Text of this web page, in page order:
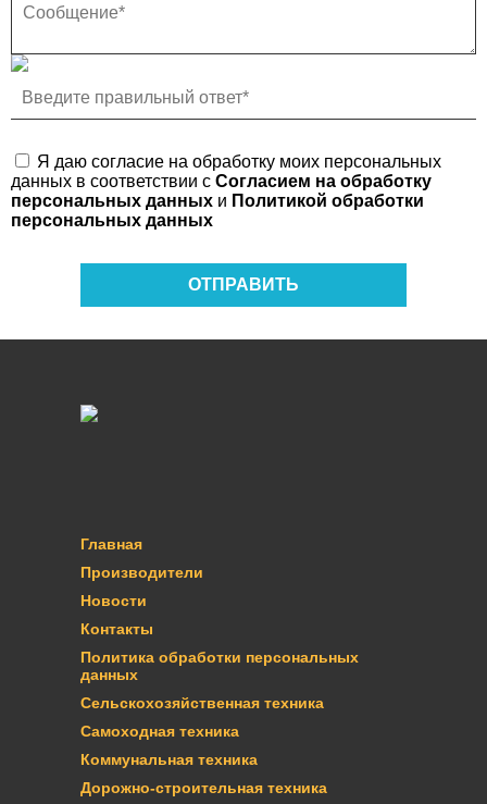
Я даю согласие на обработку моих персональных
данных в соответствии с Согласием на обработку
персональных данных и Политикой обработки
персональных данных
ОТПРАВИТЬ
Главная
Производители
Новости
Контакты
Политика обработки персональных
данных
Сельскохозяйственная техника
Самоходная техника
Коммунальная техника
Дорожно-строительная техника